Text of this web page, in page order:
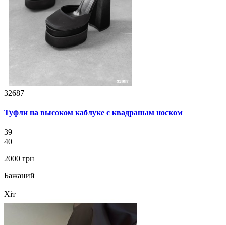
32687
Туфли на высоком каблуке с квадраным носком
39
40
2000 грн
Бажаний
Хіт